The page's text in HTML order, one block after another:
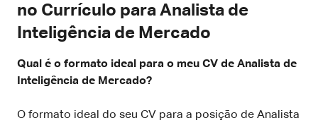
no Currículo para Analista de
Inteligência de Mercado
Qual é o formato ideal para o meu CV de Analista de
Inteligência de Mercado?
O formato ideal do seu CV para a posição de Analista